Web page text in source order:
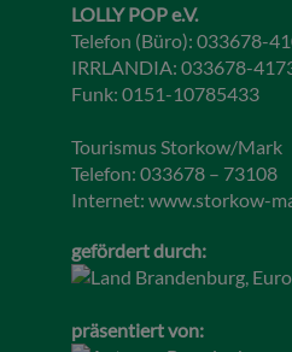
LOLLY POP e.V.
Telefon (Büro): 033678-
IRRLANDIA: 033678-
Funk: 0151-10785433
Tourismus Storkow/Mark
Telefon: 033678 – 73108
Internet: www.storkow-
gefördert durch:
präsentiert von: